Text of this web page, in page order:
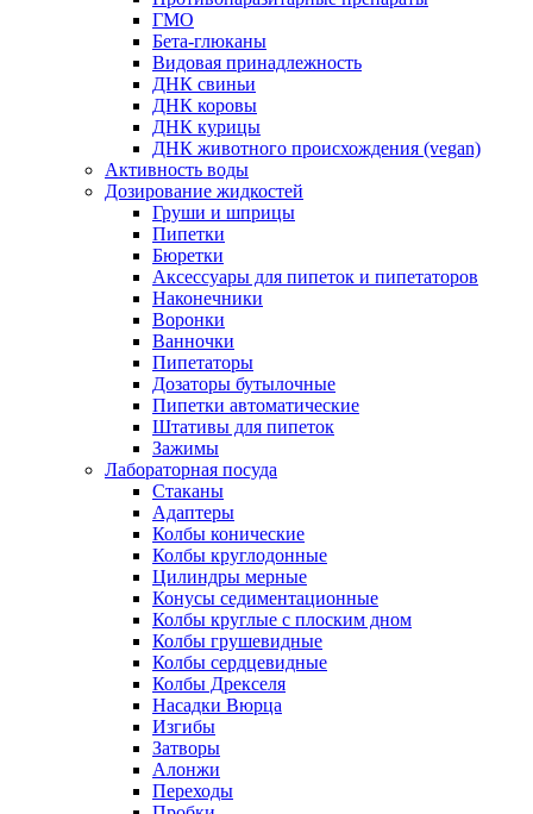
ГМО
Бета-глюканы
Видовая принадлежность
ДНК свиньи
ДНК коровы
ДНК курицы
ДНК животного происхождения (vegan)
Активность воды
Дозирование жидкостей
Груши и шприцы
Пипетки
Бюретки
Аксессуары для пипеток и пипетаторов
Наконечники
Воронки
Ванночки
Пипетаторы
Дозаторы бутылочные
Пипетки автоматические
Штативы для пипеток
Зажимы
Лабораторная посуда
Стаканы
Адаптеры
Колбы конические
Колбы круглодонные
Цилиндры мерные
Конусы седиментационные
Колбы круглые с плоским дном
Колбы грушевидные
Колбы сердцевидные
Колбы Дрекселя
Насадки Вюрца
Изгибы
Затворы
Алонжи
Переходы